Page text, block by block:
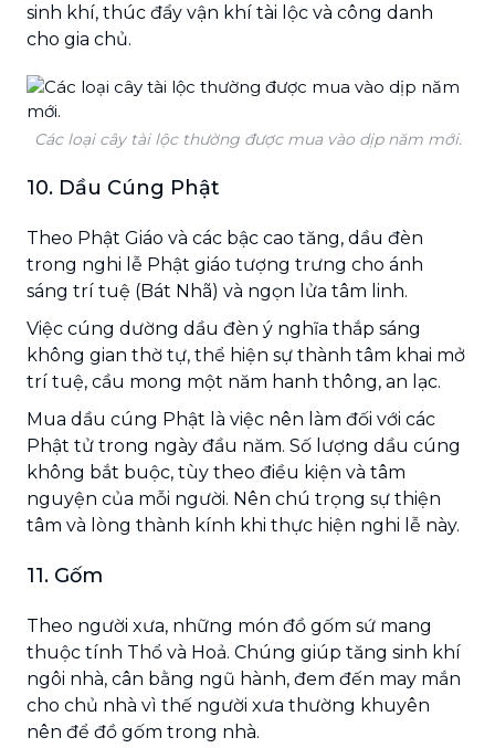
sinh khí, thúc đẩy vận khí tài lộc và công danh
cho gia chủ.
Các loại cây tài lộc thường được mua vào dịp năm mới.
10. Dầu Cúng Phật
Theo Phật Giáo và các bậc cao tăng, dầu đèn
trong nghi lễ Phật giáo tượng trưng cho ánh
sáng trí tuệ (Bát Nhã) và ngọn lửa tâm linh.
Việc cúng dường dầu đèn ý nghĩa thắp sáng
không gian thờ tự, thể hiện sự thành tâm khai mở
trí tuệ, cầu mong một năm hanh thông, an lạc.
Mua dầu cúng Phật là việc nên làm đối với các
Phật tử trong ngày đầu năm. Số lượng dầu cúng
không bắt buộc, tùy theo điều kiện và tâm
nguyện của mỗi người. Nên chú trọng sự thiện
tâm và lòng thành kính khi thực hiện nghi lễ này.
11. Gốm
Theo người xưa, những món đồ gốm sứ mang
thuộc tính Thổ và Hoả. Chúng giúp tăng sinh khí
ngôi nhà, cân bằng ngũ hành, đem đến may mắn
cho chủ nhà vì thế người xưa thường khuyên
nên để đồ gốm trong nhà.